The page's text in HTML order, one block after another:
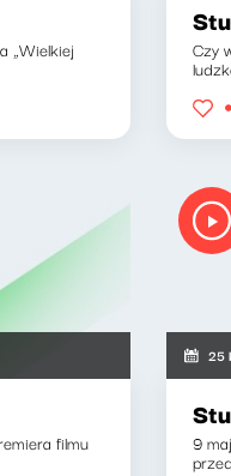
„Wielkiej Czy
filmu
25
9